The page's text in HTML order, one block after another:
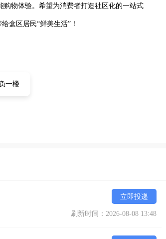
购物体验。希望为消费者打造社区化的一站式
盒区居民“鲜美生活”！
一楼
立即投递
刷新时间：2026-08-08 13:48